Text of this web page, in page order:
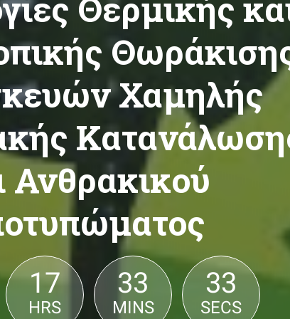
Χαμηλής
Ανθρακικού
17
HRS
33
MINS
30
SECS